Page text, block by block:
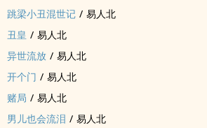
跳梁小丑混世记 / 易人北
丑皇 / 易人北
异世流放 / 易人北
开个门 / 易人北
赌局 / 易人北
男儿也会流泪 / 易人北